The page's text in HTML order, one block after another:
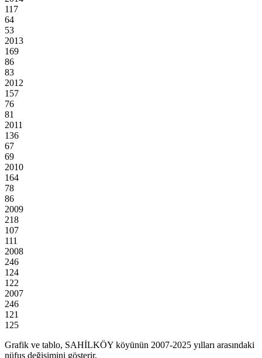
117
64
53
2013
169
86
83
2012
157
76
81
2011
136
67
69
2010
164
78
86
2009
218
107
111
2008
246
124
122
2007
246
121
125
Grafik ve tablo, SAHİLKÖY köyünün 2007-2025 yılları arasındaki
nüfus değişimini gösterir.